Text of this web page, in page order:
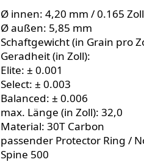
Ø innen: 4,20 mm / 0.165 Zoll
Ø außen: 5,85 mm
Schaftgewicht (in Grain pro
Geradheit (in Zoll):
Elite: ± 0.001
Select: ± 0.003
Balanced: ± 0.006
max. Länge (in Zoll): 32,0
Material: 30T Carbon
passender Protector Ring /
Spine 500